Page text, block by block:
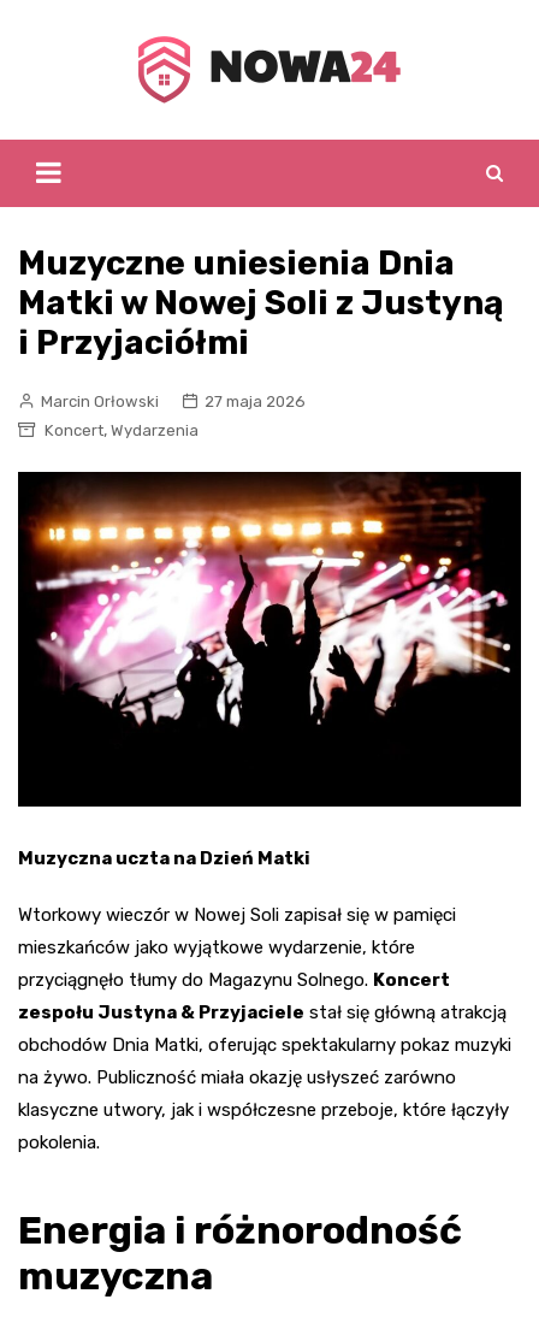
Muzyczne uniesienia Dnia
Matki w Nowej Soli z Justyną
i Przyjaciółmi
Marcin Orłowski
27 maja 2026
Koncert, Wydarzenia
Muzyczna uczta na Dzień Matki
Wtorkowy wieczór w Nowej Soli zapisał się w pamięci
mieszkańców jako wyjątkowe wydarzenie, które
przyciągnęło tłumy do Magazynu Solnego. Koncert
zespołu Justyna & Przyjaciele stał się główną atrakcją
obchodów Dnia Matki, oferując spektakularny pokaz muzyki
na żywo. Publiczność miała okazję usłyszeć zarówno
klasyczne utwory, jak i współczesne przeboje, które łączyły
pokolenia.
Energia i różnorodność
muzyczna